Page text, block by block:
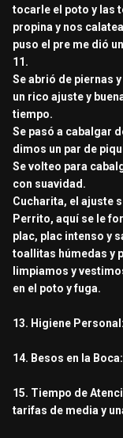
tocarle el poto y las
propina y nos
puso el pre me dió
11.
Se abrió de piernas
un rico ajuste y
tiempo.
Se pasó a cabalgar
dimos un par de
Se volteo para
con suavidad.
Cucharita, el ajuste
Perrito, aquí se le
plac, plac intenso y
toallitas húmedas y
limpiamos y
en el poto y fuga.
13. Higiene
14. Besos en la
15. Tiempo de
tarifas de media y